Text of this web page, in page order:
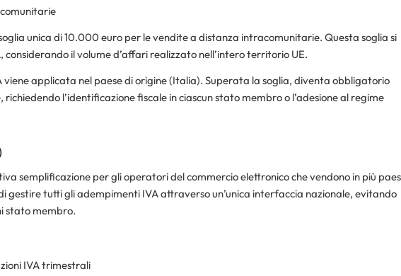
unica di 10.000 euro per le vendite a distanza intracomunitarie. Questa soglia si
considerando il volume d’affari realizzato nell’intero territorio UE.
viene applicata nel paese di origine (Italia). Superata la soglia, diventa obbligatorio
l’identificazione fiscale in ciascun stato membro o l’adesione al regime
semplificazione per gli operatori del commercio elettronico che vendono in più
gestire tutti gli adempimenti IVA attraverso un’unica interfaccia nazionale, evitando
stato membro.
IVA trimestrali